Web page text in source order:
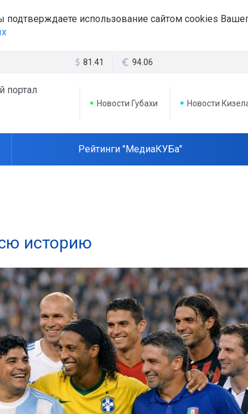
подтверждаете использование сайтом cookies
81.41 94.06
портал
Новости Губахи Новости
Рейтинги "МедиаКУБа"
историю